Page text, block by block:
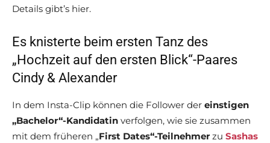
Details gibt’s hier.
Es knisterte beim ersten Tanz des
„Hochzeit auf den ersten Blick“-Paares
Cindy & Alexander
In dem Insta-Clip können die Follower der einstigen
„Bachelor“-Kandidatin verfolgen, wie sie zusammen
mit dem früheren „First Dates“-Teilnehmer zu Sashas